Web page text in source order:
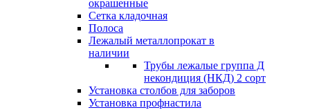
окрашенные
Сетка кладочная
Полоса
Лежалый металлопрокат в
наличии
Трубы лежалые группа Д
некондиция (НКД) 2 сорт
Установка столбов для заборов
Установка профнастила